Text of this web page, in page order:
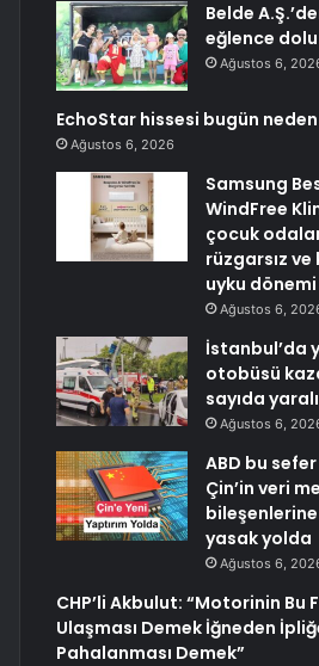
Belde
eğlence
Ağustos 6,
EchoStar hissesi bugün
Ağustos 6, 2026
Samsung
WindFree
çocuk
rüzgarsız
uyku dönemi
Ağustos 6,
İstanbul’da
otobüsü
sayıda
Ağustos 6,
ABD bu
Çin’in veri
yasak yolda
Ağustos 6,
CHP’li Akbulut: “Motorinin Bu
Ulaşması Demek İğneden
Pahalanması Demek”